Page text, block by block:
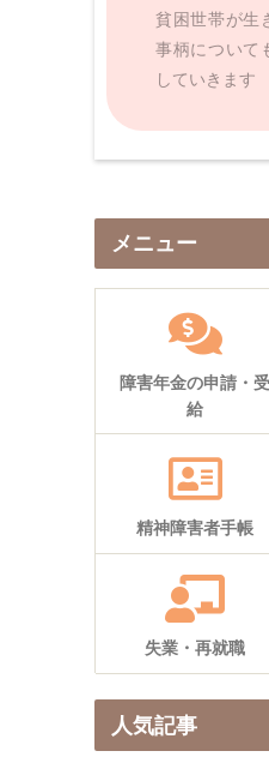
貧困世帯が生
事柄について
していきます
メニュー
障害年金の申請・受
給
精神障害者手帳
失業・再就職
人気記事